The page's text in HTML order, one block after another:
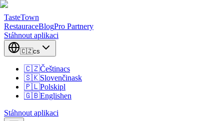
TasteTown
RestauraceBlogPro Partnery
Stáhnout aplikaci
🇨🇿cs
🇨🇿Češtinacs
🇸🇰Slovenčinask
🇵🇱Polskipl
🇬🇧Englishen
Stáhnout aplikaci